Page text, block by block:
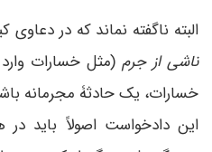
البته ناگفته نماند که در دعاوی
ناشی از جرم (مثل خسارات
خسارات، یک حادثۀ مجرمانه
این دادخواست اصولاً باید